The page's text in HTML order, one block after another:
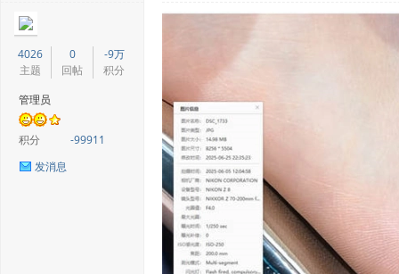
4026
主题
0
回帖
-9万
积分
管理员
积分
-99911
发消息